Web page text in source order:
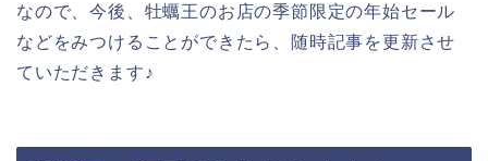
なので、今後、牡蠣王のお店の季節限定の年始セール
などをみつけることができたら、随時記事を更新させ
ていただきます♪